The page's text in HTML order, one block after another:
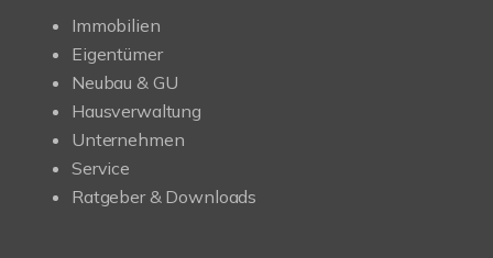
Immobilien
Eigentümer
Neubau & GU
Hausverwaltung
Unternehmen
Service
Ratgeber & Downloads